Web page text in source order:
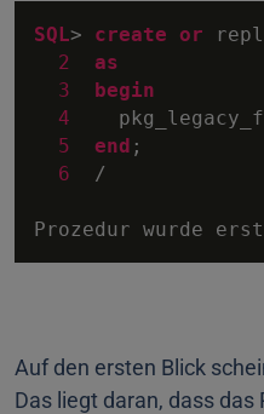
SQL> create or
2
as
3
begin
4
5
end ;
6
/
Prozedur wurde
Auf den ersten Blick
Das liegt daran, dass das